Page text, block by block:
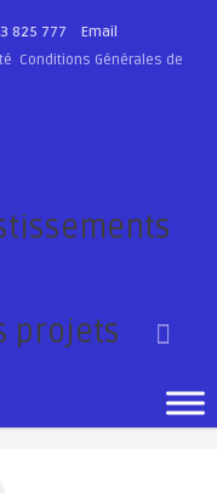
825 777
Email
Conditions Générales de